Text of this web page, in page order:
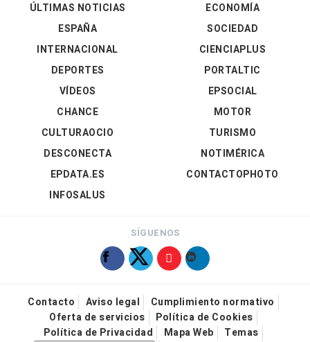
ÚLTIMAS NOTICIAS
ESPAÑA
INTERNACIONAL
DEPORTES
VÍDEOS
ECONOMÍA
SOCIEDAD
CIENCIAPLUS
PORTALTIC
EPSOCIAL
CHANCE
CULTURAOCIO
DESCONECTA
EPDATA.ES
INFOSALUS
MOTOR
TURISMO
NOTIMÉRICA
CONTACTOPHOTO
SÍGUENOS
Contacto Aviso legal
Cumplimiento normativo
Oferta de servicios
Política de Cookies
Política de Privacidad
Mapa Web
Temas